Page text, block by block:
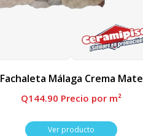
Fachaleta Málaga Crema Mate
Q144.90 Precio por m²
Ver producto